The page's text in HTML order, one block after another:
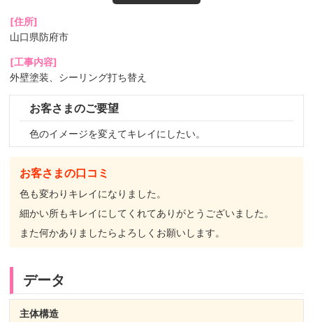
[住所]
山口県防府市
[工事内容]
外壁塗装、シーリング打ち替え
お客さまのご要望
色のイメージを変えてキレイにしたい。
お客さまの口コミ
色も変わりキレイになりました。
細かい所もキレイにしてくれてありがとうございました。
また何かありましたらよろしくお願いします。
データ
主体構造